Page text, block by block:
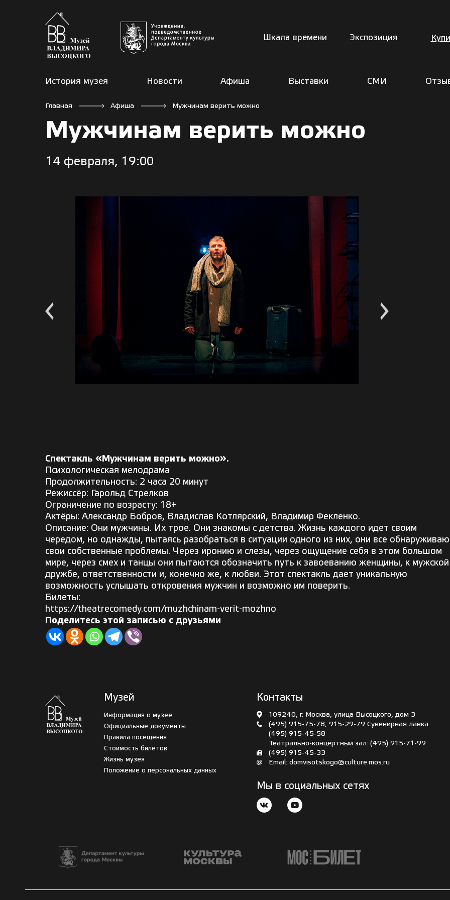
Шкала времени Экспозиция
История музея Новости Афиша Выставки СМИ
Главная Афиша Мужчинам верить можно
Мужчинам верить можно
14 февраля, 19:00
Спектакль «Мужчинам верить можно».
Психологическая мелодрама
Продолжительность: 2 часа 20 минут
Режиссёр: Гарольд Стрелков
Ограничение по возрасту: 18+
Актёры: Александр Бобров, Владислав Котлярский, Владимир Фекленко.
Описание: Они мужчины. Их трое. Они знакомы с детства. Жизнь каждого идет своим
чередом, но однажды, пытаясь разобраться в ситуации одного из них, они все
свои собственные проблемы. Через иронию и слезы, через ощущение себя в этом большом
мире, через смех и танцы они пытаются обозначить путь к завоеванию женщины, к мужской
дружбе, ответственности и, конечно же, к любви. Этот спектакль дает уникальную
возможность услышать откровения мужчин и возможно им поверить.
Билеты:
https://theatrecomedy.com/muzhchinam-verit-mozhno
Поделитесь этой записью с друзьями
Музей
Информация о музее
Официальные документы
Правила посещения
Стоимость билетов
Жизнь музея
Положение о персональных данных
Контакты
109240, г. Москва, улица Высоцкого, дом 3
(495) 915-75-78, 915-29-79 Сувенирная лавка:
(495) 915-45-58
Театрально-концертный зал: (495) 915-71-99
(495) 915-45-33
Email: domvisotskogo@culture.mos.ru
Мы в социальных сетях